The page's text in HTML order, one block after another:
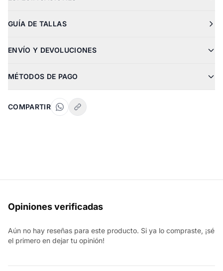
GUÍA DE TALLAS
ENVÍO Y DEVOLUCIONES
MÉTODOS DE PAGO
COMPARTIR
Opiniones verificadas
Aún no hay reseñas para este producto. Si ya lo compraste, ¡sé
el primero en dejar tu opinión!